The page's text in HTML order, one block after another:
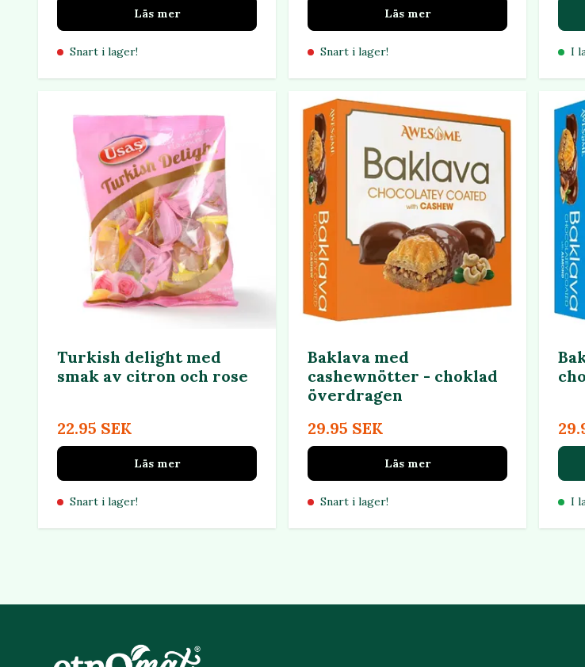
Läs mer
Snart i lager!
Läs mer
Snart i lager! I
Turkish delight med
smak av citron och rose
22.95 SEK
Läs mer
Snart i lager!
Baklava med
cashewnötter - choklad
överdragen
29.95 SEK
Läs mer
Snart i lager! I